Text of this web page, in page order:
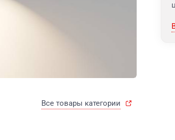
Все товары категории